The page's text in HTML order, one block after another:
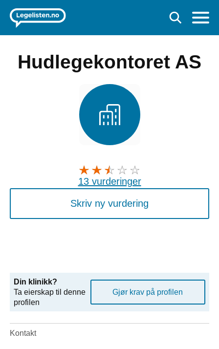
Hudlegekontoret AS
13 vurderinger
Skriv ny vurdering
Din klinikk?
Ta eierskap til denne
profilen
Gjør krav på profilen
Kontakt